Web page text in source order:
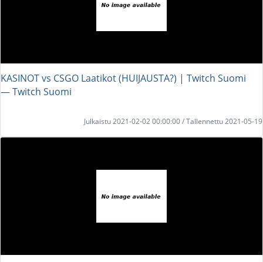
KASINOT vs CSGO Laatikot (HUIJAUSTA?) | Twitch Suomi
― Twitch Suomi
Julkaistu 2021-02-02 00:00:00 / Tallennettu 2021-05-19